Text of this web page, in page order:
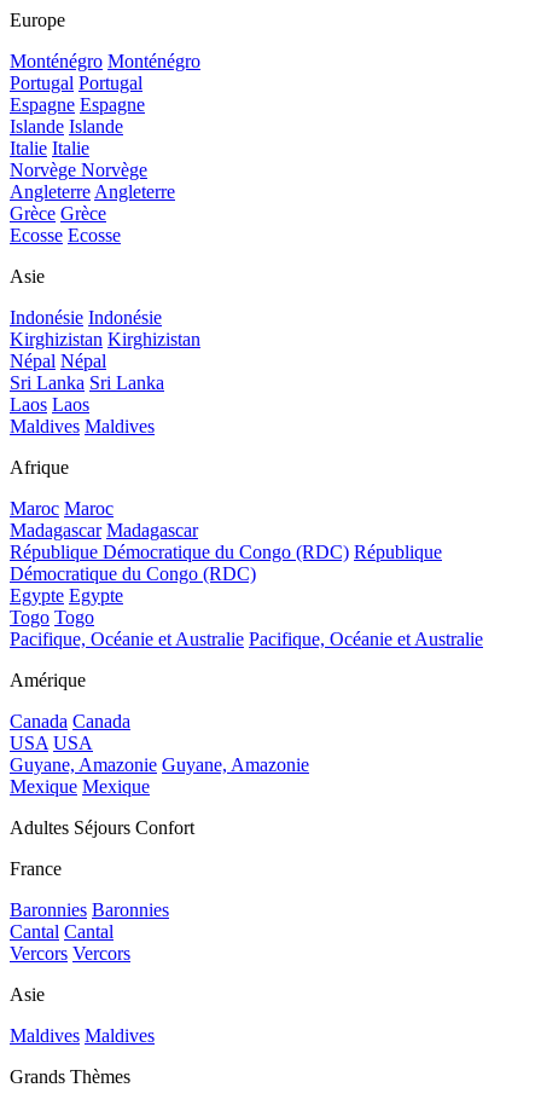
Europe
Monténégro Monténégro
Portugal Portugal
Espagne Espagne
Islande Islande
Italie Italie
Norvège Norvège
Angleterre Angleterre
Grèce Grèce
Ecosse Ecosse
Asie
Indonésie Indonésie
Kirghizistan Kirghizistan
Népal Népal
Sri Lanka Sri Lanka
Laos Laos
Maldives Maldives
Afrique
Maroc Maroc
Madagascar Madagascar
République Démocratique du Congo (RDC) République
Démocratique du Congo (RDC)
Egypte Egypte
Togo Togo
Pacifique, Océanie et Australie Pacifique, Océanie et Australie
Amérique
Canada Canada
USA USA
Guyane, Amazonie Guyane, Amazonie
Mexique Mexique
Adultes Séjours Confort
France
Baronnies Baronnies
Cantal Cantal
Vercors Vercors
Asie
Maldives Maldives
Grands Thèmes